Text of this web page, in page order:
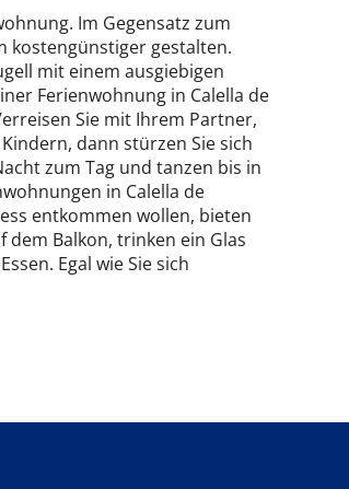
Im Gegensatz zum
kostengünstiger gestalten.
mit einem ausgiebigen
Ferienwohnung in Calella de
Sie mit Ihrem Partner,
dann stürzen Sie sich
zum Tag und tanzen bis in
in Calella de
entkommen wollen, bieten
dem Balkon, trinken ein Glas
Egal wie Sie sich